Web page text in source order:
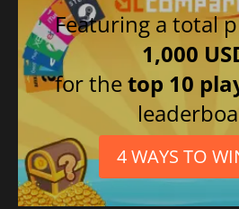
Featuring a total
1,000
for thetop 10
4 WAYS TO